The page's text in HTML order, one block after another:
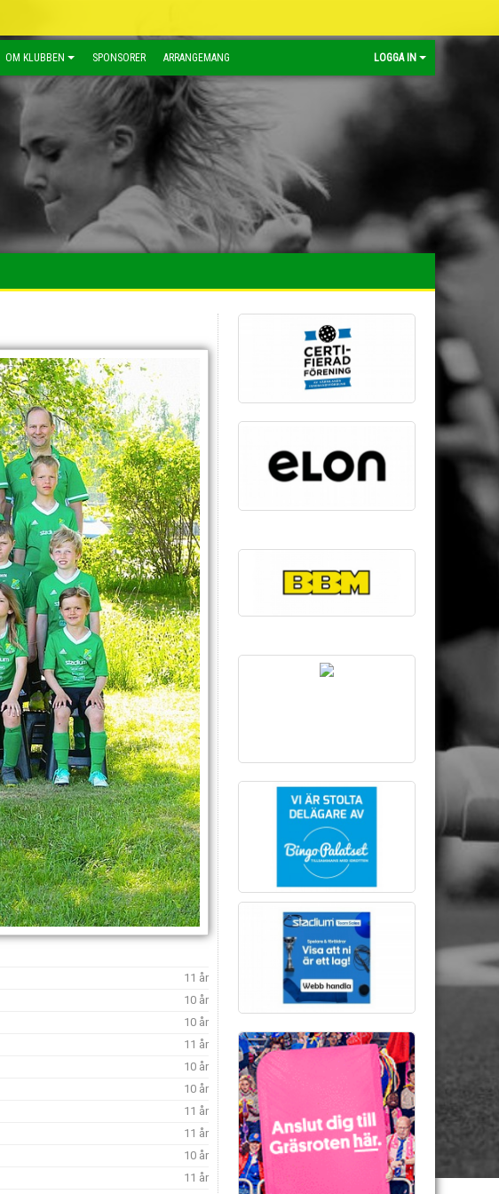
OM KLUBBEN SPONSORER ARRANGEMANG LOGGA IN
11 år
10 år
10 år
11 år
10 år
10 år
11 år
11 år
10 år
11 år